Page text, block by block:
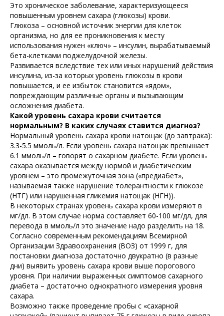
Это хроническое заболевание, характеризующееся
повышенным уровнем сахара (глюкозы) крови.
Глюкоза – основной источник энергии для клеток
организма, но для ее проникновения к месту
использования нужен «ключ» – инсулин, вырабатываемый
бета-клетками поджелудочной железы.
Развивается вследствие тех или иных нарушений действия
инсулина, из-за которых уровень глюкозы в крови
повышается, и ее избыток становится «ядом»,
повреждающим различные органы и вызывающим
осложнения диабета.
Какой уровень сахара крови считается
нормальным? В каких случаях ставится диагноз?
Нормальный уровень сахара крови натощак (до завтрака):
3.3-5.5 ммоль/л. Если уровень сахара натощак превышает
6.1 ммоль/л – говорят о сахарном диабете. Если уровень
сахара оказывается между нормой и диабетическим
уровнем – это промежуточная зона («предиабет»,
называемая также нарушение толерантности к глюкозе
(НТГ) или нарушенная гликемия натощак (НГН)).
В некоторых странах уровень сахара крови измеряют в
мг/дл. В этом случае норма составляет 60-100 мг/дл, для
перевода в ммоль/л это значение надо разделить на 18.
Согласно современным рекомендациям Всемирной
Организации Здравоохранения (ВОЗ) от 1999 г, для
постановки диагноза достаточно двукратно (в разные
дни) выявить уровень сахара крови выше порогового
уровня. При наличии выраженных симптомов сахарного
диабета – достаточно однократного измерения уровня
сахара.
Возможно также проведение пробы с «сахарной